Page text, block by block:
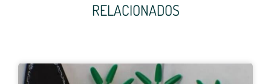
RELACIONADOS